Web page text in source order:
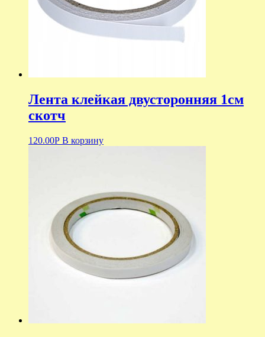
Лента клейкая двусторонняя 1см
скотч
120.00Р В корзину